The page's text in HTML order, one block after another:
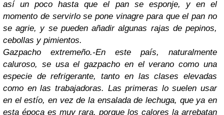
así un poco hasta que el pan se esponje, y en el
momento de servirlo se pone vinagre para que el pan no
se agrie, y se pueden añadir algunas rajas de pepinos,
cebollas y pimientos.
Gazpacho extremeño.-En este país, naturalmente
caluroso, se usa el gazpacho en el verano como una
especie de refrigerante, tanto en las clases elevadas
como en las trabajadoras. Las primeras lo suelen usar
en el estío, en vez de la ensalada de lechuga, que ya en
esta época es muy rara, porque los calores la arrebatan